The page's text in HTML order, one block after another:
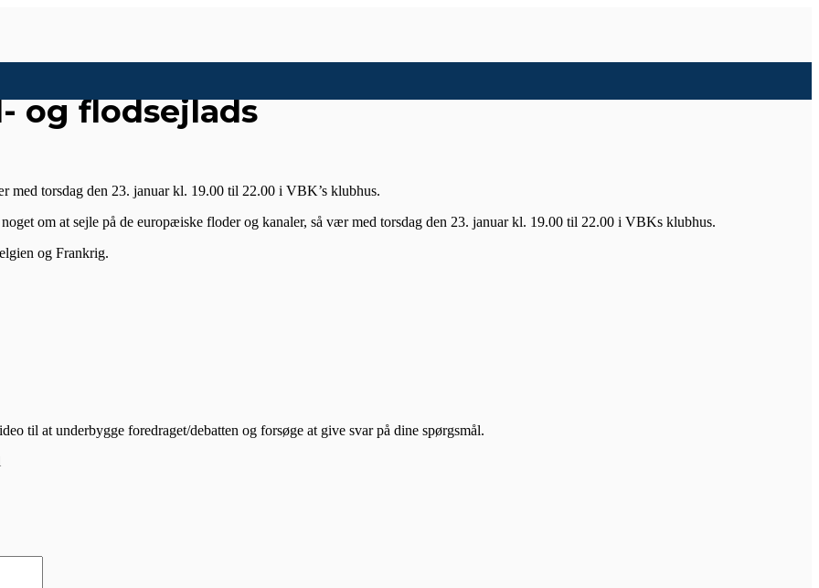
og flodsejlads
med torsdag den 23. januar kl. 19.00 til 22.00 i VBK’s klubhus.
om at sejle på de europæiske floder og kanaler, så vær med torsdag den 23. januar kl. 19.00 til 22.00 i VBKs klubhus.
og Frankrig.
til at underbygge foredraget/debatten og forsøge at give svar på dine spørgsmål.